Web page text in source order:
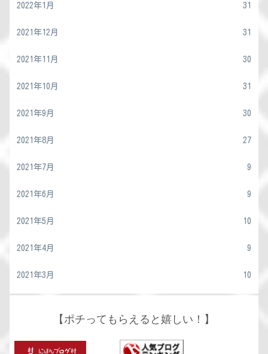
2022年1月 31
2021年12月 31
2021年11月 30
2021年10月 31
2021年9月 30
2021年8月 27
2021年7月 9
2021年6月 9
2021年5月 10
2021年4月 9
2021年3月 10
【ポチってもらえると嬉しい！】